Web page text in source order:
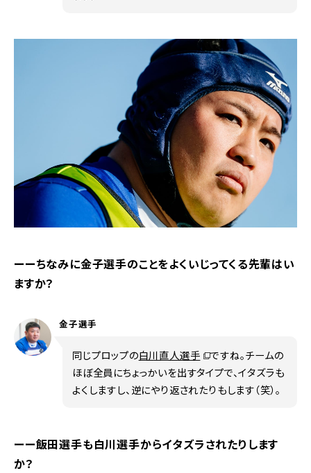
ーーちなみに金子選手のことをよくいじってくる先輩はい
ますか？
同じプロップの白川直人選手別ウィンドウで開く
ですね。チームの
ほぼ全員にちょっかいを出すタイプで、イタズラも
よくしますし、逆にやり返されたりもします（笑）。
金子選手
ーー飯田選手も白川選手からイタズラされたりします
か？